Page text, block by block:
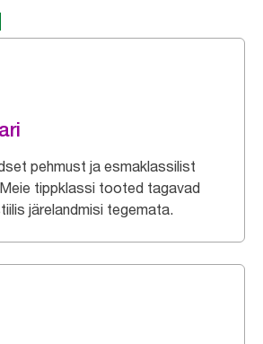
pehmust ja esmaklassilist
tippklassi tooted tagavad
järelandmisi tegemata.